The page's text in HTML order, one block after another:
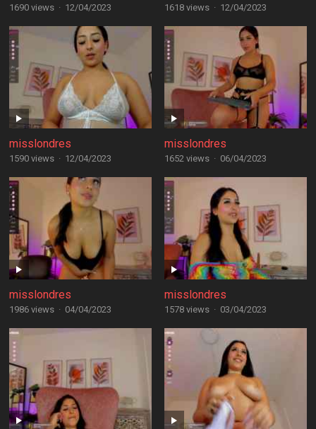
1690 views · 12/04/2023 1618 views · 12/04/2023
misslondres
1590 views · 12/04/2023
misslondres
1652 views · 06/04/2023
misslondres
1986 views · 04/04/2023
misslondres
1578 views · 03/04/2023